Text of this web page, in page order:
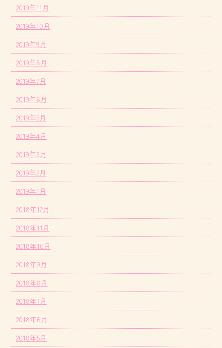
2019年11月
2019年10月
2019年9月
2019年8月
2019年7月
2019年6月
2019年5月
2019年4月
2019年3月
2019年2月
2019年1月
2018年12月
2018年11月
2018年10月
2018年9月
2018年8月
2018年7月
2018年6月
2018年5月